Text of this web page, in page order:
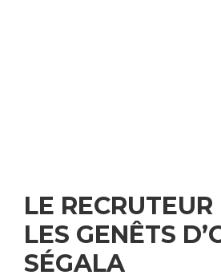
LE
LES GENÊTS
SÉGALA